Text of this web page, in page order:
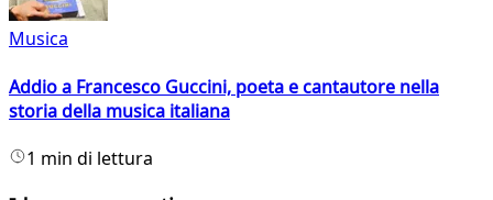
Musica
Addio a Francesco Guccini, poeta e cantautore nella
storia della musica italiana
1 min di lettura